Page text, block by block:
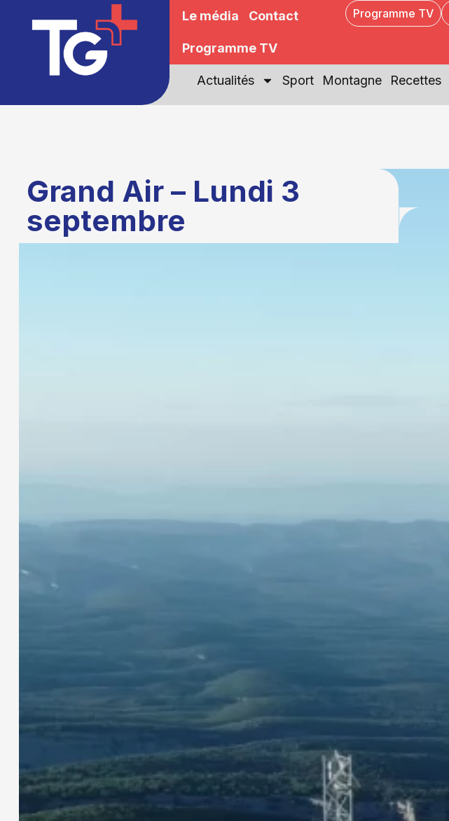
Le média Contact
Programme TV
Programme TV
Actualités Sport Montagne Recettes
Grand Air – Lundi 3
septembre